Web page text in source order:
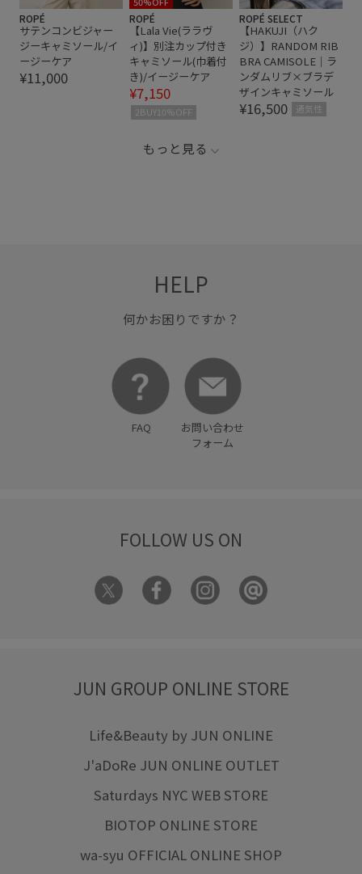
ROPÉ
サテンコンビジャー
ジーキャミソール/イ
ージーケア
¥11,000
ROPÉ
【Lala Vie(ララヴ
ィ)】別注カップ付き
キャミソール(巾着付
き)/イージーケア
¥7,150
2BUY10%OFF
ROPÉ SELECT
【HAKUJI（ハク
ジ）】RANDOM RIB
BRA CAMISOLE｜ラ
ンダムリブ×ブラデ
ザインキャミソール
¥16,500 通気性
もっと見る
HELP
何かお困りですか？
FAQ
お問い合わせ
フォーム
FOLLOW US ON
JUN GROUP ONLINE STORE
Life&Beauty by JUN ONLINE
J'aDoRe JUN ONLINE OUTLET
Saturdays NYC WEB STORE
BIOTOP ONLINE STORE
wa-syu OFFICIAL ONLINE SHOP